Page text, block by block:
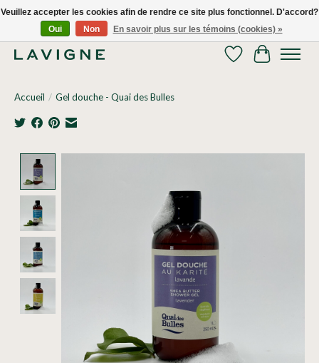
Nous livrons tous les jours dans le Grand Montréal! 514.521.0118
Liste de souhaits
Panier
Accueil / Gel douche - Quai des Bulles
Veuillez accepter les cookies afin de rendre ce site plus fonctionnel. D'accord?
Oui
Non En savoir plus sur les témoins (cookies) »